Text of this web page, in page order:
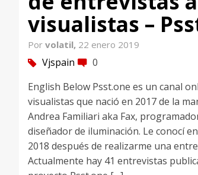
visualistas –
Por volatil, 22 enero 2019
tag Vjspain comment 0
English Below Psst.one es un canal
visualistas que nació en 2017 de la
Andrea Familiari aka Fax,
diseñador de iluminación. Le conocí
2018 después de realizarme una
Actualmente hay 41 entrevistas